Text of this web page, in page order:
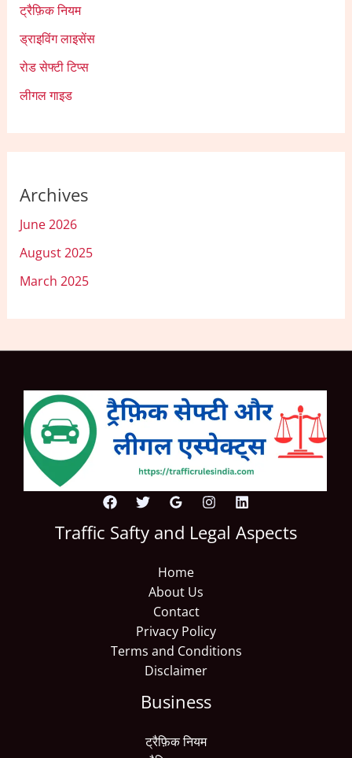
ट्रैफ़िक नियम
ड्राइविंग लाइसेंस
रोड सेफ्टी टिप्स
लीगल गाइड
Archives
June 2026
August 2025
March 2025
Traffic Safty and Legal Aspects
Home
About Us
Contact
Privacy Policy
Terms and Conditions
Disclaimer
Business
ट्रैफ़िक नियम